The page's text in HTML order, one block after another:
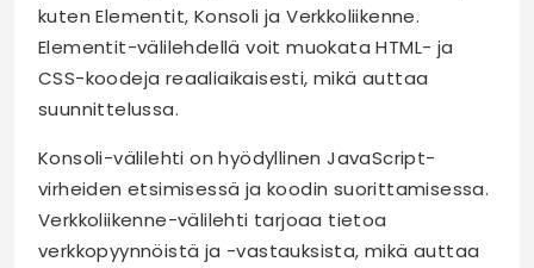
kuten Elementit, Konsoli ja Verkkoliikenne.
Elementit-välilehdellä voit muokata HTML- ja
CSS-koodeja reaaliaikaisesti, mikä auttaa
suunnittelussa.
Konsoli-välilehti on hyödyllinen JavaScript-
virheiden etsimisessä ja koodin suorittamisessa.
Verkkoliikenne-välilehti tarjoaa tietoa
verkkopyynnöistä ja -vastauksista, mikä auttaa